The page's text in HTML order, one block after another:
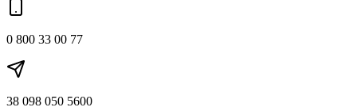
0 800 33 00 77
38 098 050 5600